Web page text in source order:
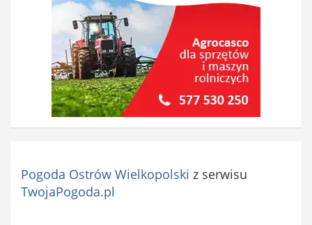
Pogoda Ostrów Wielkopolski z serwisu
TwojaPogoda.pl